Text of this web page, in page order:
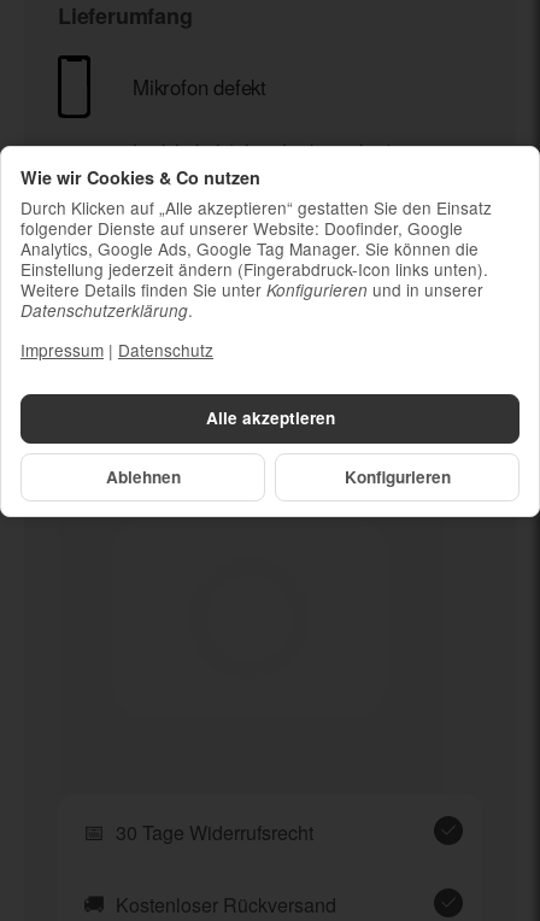
Lieferumfang
Mikrofon defekt
Ladekabel (ohne Ladestecker)
Um die Nachhaltigkeit zu unterstützen und
weil die meisten neueren Smartphones
kabelloses Laden ermöglichen, ist kein
Ladestecker im Lieferumfang enthalten
📅 30 Tage Widerrufsrecht
🚚 Kostenloser Rückversand
Alle akzeptieren
Ablehnen Konfigurieren
Wie wir Cookies & Co nutzen
Durch Klicken auf „Alle akzeptieren“ gestatten Sie den Einsatz
folgender Dienste auf unserer Website: Doofinder, Google
Analytics, Google Ads, Google Tag Manager. Sie können die
Einstellung jederzeit ändern (Fingerabdruck-Icon links unten).
Weitere Details finden Sie unter Konfigurieren und in unserer
Datenschutzerklärung.
Impressum | Datenschutz